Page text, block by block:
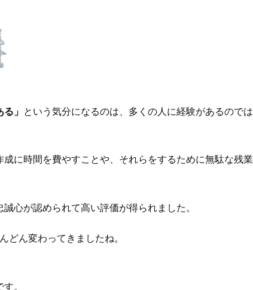
」 という気分になるのは、多くの人に経験があるのでは
に時間を費やすことや、それらをするために無駄な残業
心が認められて高い評価が得られました。
どん変わってきましたね。
。